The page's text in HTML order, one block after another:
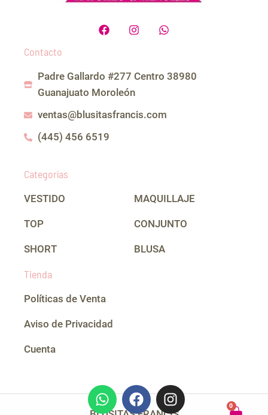
0
W
h
F
a
I
n
F
a
o
o
k
I
n
g
r
a
m
W
h
a
Contacto
Padre Gallardo #277 Centro 38980
Guanajuato Moroleón
ventas@blusitasfrancis.com
(445) 456 6519
Categorías
VESTIDO
TOP
SHORT
MAQUILLAJE
CONJUNTO
BLUSA
Tienda
Políticas de Venta
Aviso de Privacidad
Cuenta